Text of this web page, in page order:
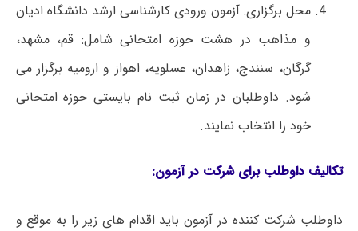
محل برگزاری: آزمون ورودی کارشناسی ارشد دانشگاه ادیان
و مذاهب در هشت حوزه امتحانی شامل: قم، مشهد،
گرگان، سنندج، زاهدان، عسلویه، اهواز و ارومیه برگزار می
شود. داوطلبان در زمان ثبت نام بایستی حوزه امتحانی
خود را انتخاب نمایند.
تکالیف داوطلب برای شرکت در آزمون:
داوطلب شرکت کننده در آزمون باید اقدام های زیر را به موقع و